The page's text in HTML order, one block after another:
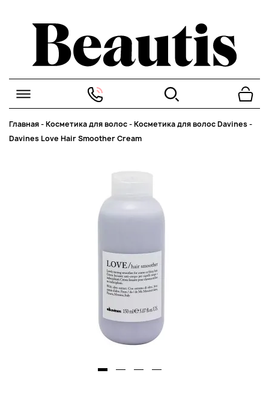
Главная-Косметика для волос-Косметика для волос Davines-
Davines Love Hair Smoother Cream